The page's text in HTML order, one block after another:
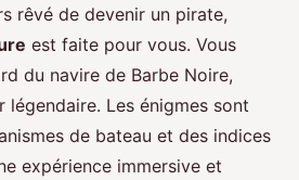
rêvé de devenir un pirate,
est faite pour vous. Vous
du navire de Barbe Noire,
légendaire. Les énigmes sont
de bateau et des indices
expérience immersive et